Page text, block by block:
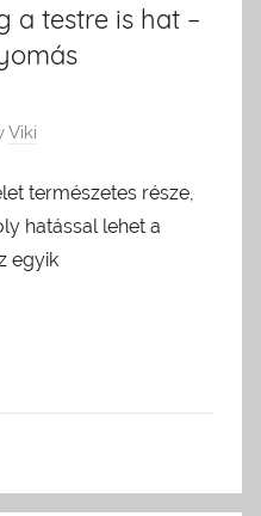
a testre is hat –
Viki
természetes része,
hatással lehet a
egyik